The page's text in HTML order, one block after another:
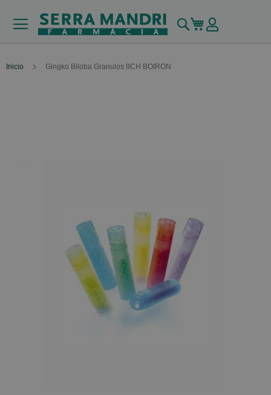
Buscar
Mi carrito
Inicio Gingko Biloba Granulos 9CH BOIRON